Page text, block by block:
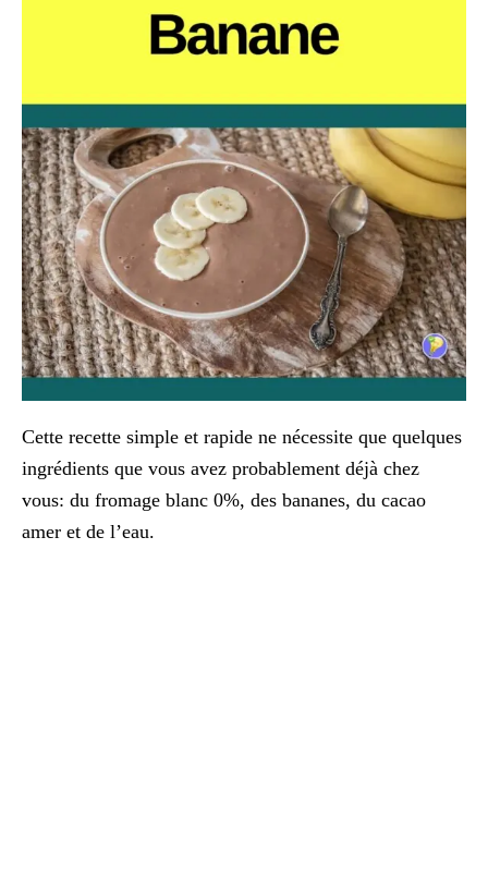
Cette recette simple et rapide ne nécessite que quelques
ingrédients que vous avez probablement déjà chez
vous: du fromage blanc 0%, des bananes, du cacao
amer et de l’eau.